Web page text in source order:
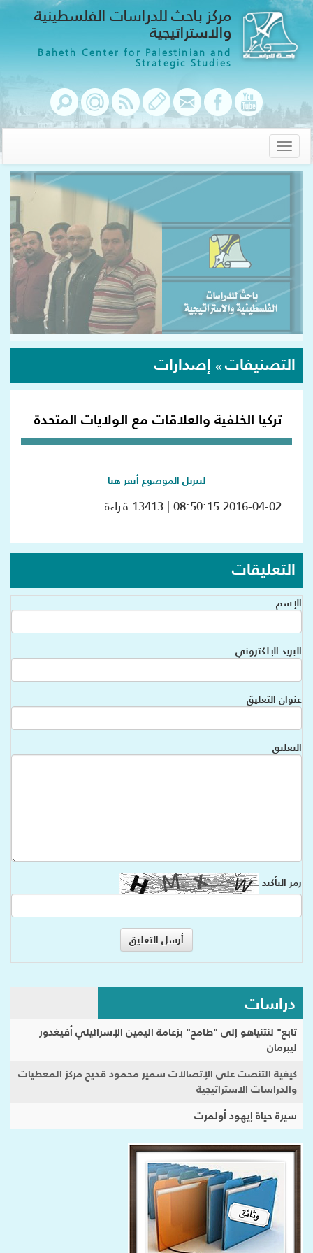
مركز باحث للدراسات الفلسطينية
والاستراتيجية
Baheth Center for Palestinian and
Strategic Studies
Toggle
navigation
التصنيفات » إصدارات
تركيا الخلفية والعلاقات مع الولايات المتحدة
لتنزيل الموضوع أنقر هنا
2016-04-02 08:50:15 | 13413 قراءة
التعليقات
الإسم
البريد الإلكتروني
عنوان التعليق
التعليق
رمز التأكيد
دراسات
تابع" لنتنياهو إلى "طامح" بزعامة اليمين الإسرائيلي أفيغدور
ليبرمان
كيفية التنصت على الإتصالات سمير محمود قديح مركز المعطيات
والدراسات الاستراتيجية
سيرة حياة إيهود أولمرت